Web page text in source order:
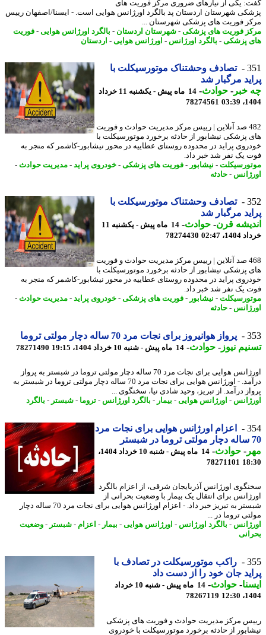
یکی از نیازهای ضروری مرکز فوریت های
شهرستان اردستان پد بالگرد اورژانس هوایی است. - ایسنا/اصفهان رییس
فوریت های پزشکی شهرستان ...
فوریت های پزشکی-شهرستان اردستان-بالگرد اورژانس هوایی- فوریت
پزشکی-بالگرد اورژانس -اورژانس هوایی- اردستان
تصادف وحشتناک موتورسیکلت با
مرگبار شد
خبر -حوادث -
14 ماه پیش - یکشنبه 11 خرداد
78274561
482 صد آنلاین | رییس مرکز مدیریت حوادث و فوریت
پزشکی نیشابور از حادثه برخورد موتورسیکلت با
پراید در محدوده روستای عطاییه در محور نیشابور-کاشمر که منجر به
یک نفر شد خبر داد.
-نیشابور-فوریت های پزشکی-خودروی پراید- مدیریت حوادث-
-حادثه
تصادف وحشتناک موتورسیکلت با
مرگبار شد
قرن- حوادث -
14 ماه پیش - یکشنبه 11
02:47
78274430
468 صد آنلاین | رییس مرکز مدیریت حوادث و فوریت
پزشکی نیشابور از حادثه برخورد موتورسیکلت با
پراید در محدوده روستای عطاییه در محور نیشابور-کاشمر که منجر به
یک نفر شد خبر داد.
-نیشابور-فوریت های پزشکی-خودروی پراید- مدیریت حوادث-
-حادثه
پرواز هوانیروز برای نجات مرد 70 ساله دچار مولتی تروما
نیوز-حوادث -14 ماه پیش - شنبه 10 خرداد 1404، 19:15 78271490
اورژانس هوایی برای نجات مرد 70 ساله دچار مولتی تروما در شبستر به پرواز
درآمد. - اورژانس هوایی برای نجات مرد 70 ساله دچار مولتی تروما در شبستر به
درآمد. از تبریز، وحید شادی نیا، سخنگوی ...
-اورژانس هوایی- بیمار-بالگرد اورژانس -تروما-شبستر-بالگرد
اعزام اورژانس هوایی برای نجات مرد
-حوادث -
14 ماه پیش - شنبه 10 خرداد 1404،
78271101
اورژانس آذربایجان شرقی، از اعزام بالگرد
برای انتقال یک بیمار با وضعیت بحرانی از
شبستر به تبریز خبر داد. - اعزام اورژانس هوایی برای نجات مرد 70 ساله دچار
تروما در ...
-بالگرد اورژانس -اورژانس هوایی- بیمار-اعزام- شبستر-وضعیت
راکب موتورسیکلت در تصادف با
جان خود را از دست داد
-حوادث -
14 ماه پیش - شنبه 10 خرداد
78267119
مرکز مدیریت حوادث و فوریت های پزشکی
از حادثه برخورد موتورسیکلت با خودروی